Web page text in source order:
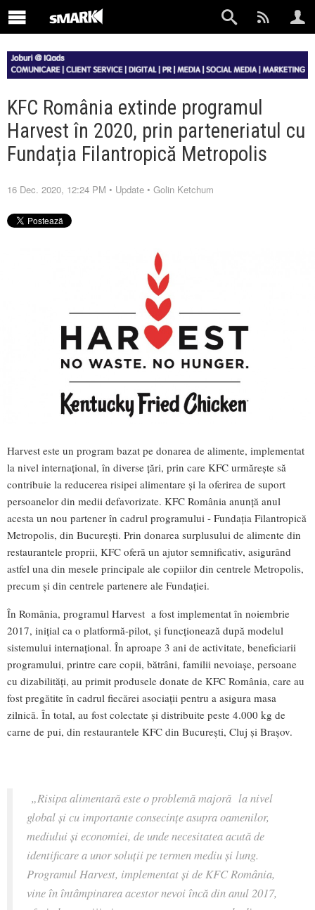
KFC România extinde programul
Harvest în 2020, prin parteneriatul cu
Fundația Filantropică Metropolis
16 Dec. 2020, 12:24 PM • Update • Golin Ketchum
Harvest este un program bazat pe donarea de alimente, implementat
la nivel internațional, în diverse țări, prin care KFC urmărește să
contribuie la reducerea risipei alimentare și la oferirea de suport
persoanelor din medii defavorizate. KFC România anunță anul
acesta un nou partener în cadrul programului - Fundația Filantropică
Metropolis, din București. Prin donarea surplusului de alimente din
restaurantele proprii, KFC oferă un ajutor semnificativ, asigurând
astfel una din mesele principale ale copiilor din centrele Metropolis,
precum și din centrele partenere ale Fundației.
În România, programul Harvest a fost implementat în noiembrie
2017, inițial ca o platformă-pilot, și funcționează după modelul
sistemului internațional. În aproape 3 ani de activitate, beneficiarii
programului, printre care copii, bătrâni, familii nevoiașe, persoane
cu dizabilități, au primit produsele donate de KFC România, care au
fost pregătite în cadrul fiecărei asociații pentru a asigura masa
zilnică. În total, au fost colectate și distribuite peste 4.000 kg de
carne de pui, din restaurantele KFC din București, Cluj și Brașov.
„Risipa alimentară este o problemă majoră la nivel
global și cu importante consecințe asupra oamenilor,
mediului și economiei, de unde necesitatea acută de
identificare a unor soluții pe termen mediu și lung.
Programul Harvest, implementat și de KFC România,
vine în întâmpinarea acestor nevoi încă din anul 2017,